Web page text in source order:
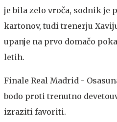
je bila zelo vroča, sodnik je
kartonov, tudi trenerju
upanje na prvo domačo
letih.
Finale Real Madrid -
bodo proti trenutno
izraziti favoriti.